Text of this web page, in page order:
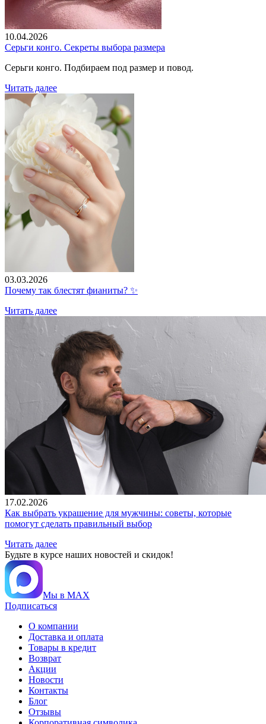
10.04.2026
Серьги конго. Секреты выбора размера
Серьги конго. Подбираем под размер и повод.
Читать далее
03.03.2026
Почему так блестят фианиты? ✨
Читать далее
17.02.2026
Как выбрать украшение для мужчины: советы, которые
помогут сделать правильный выбор
Читать далее
Будьте в курсе наших новостей и скидок!
Мы в MAX
Подписаться
О компании
Доставка и оплата
Товары в кредит
Возврат
Акции
Новости
Контакты
Блог
Отзывы